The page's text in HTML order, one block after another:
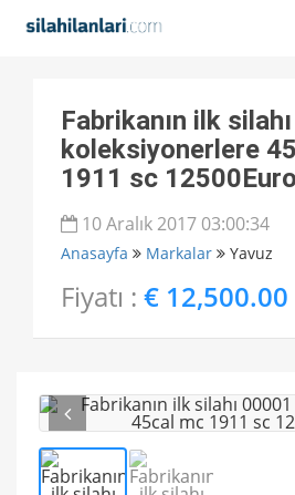
Fabrikanın ilk
koleksiyonerlere
1911 sc 12500Euro
10 Aralık 2017 03:00:34
Anasayfa Markalar Yavuz
Fiyatı : € 12,500.00